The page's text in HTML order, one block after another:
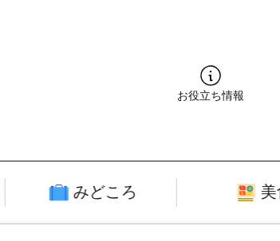
お役立ち情報
みどころ